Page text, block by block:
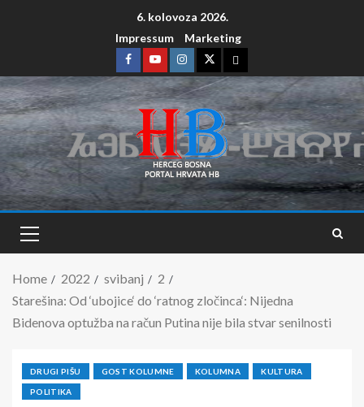
6. kolovoza 2026.
Impressum
Marketing
Home 2022 svibanj
2
Starešina: Od ‘ubojice‘ do ‘ratnog zločinca‘: Nijedna
Bidenova optužba na račun Putina nije bila stvar senilnosti
DRUGI PIŠU GOST KOLUMNE KOLUMNA KULTURA
POLITIKA